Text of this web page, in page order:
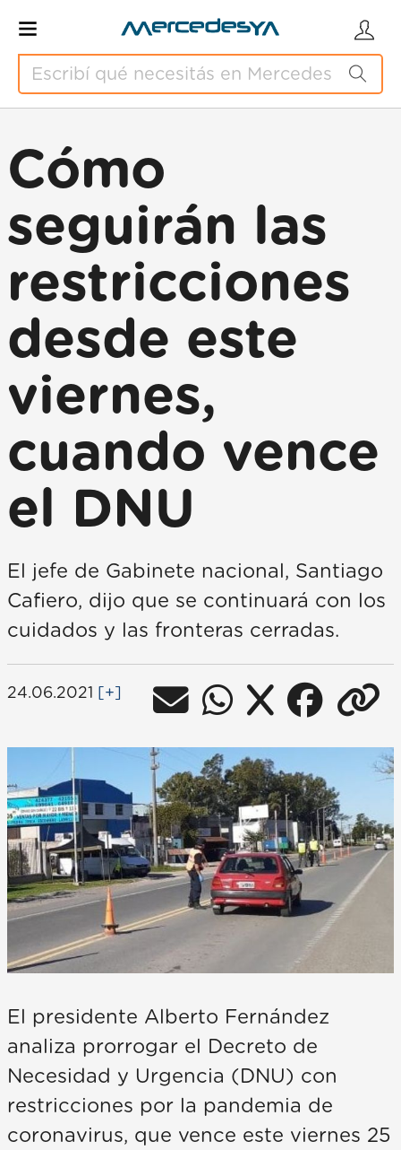
Cómo
seguirán las
restricciones
desde este
viernes,
cuando vence
el DNU
El jefe de Gabinete nacional, Santiago
Cafiero, dijo que se continuará con los
cuidados y las fronteras cerradas.
24.06.2021 [+]
El presidente Alberto Fernández
analiza prorrogar el Decreto de
Necesidad y Urgencia (DNU) con
restricciones por la pandemia de
coronavirus, que vence este viernes 25